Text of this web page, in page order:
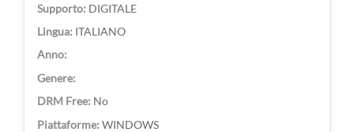
DIGITALE
ITALIANO
No
WINDOWS